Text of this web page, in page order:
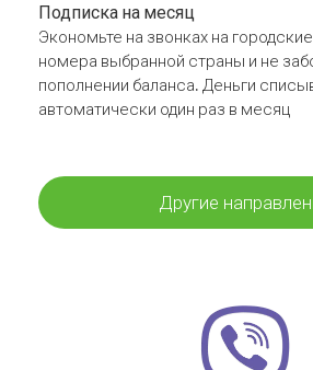
Подписка на месяц
Экономьте на звонках на
номера выбранной страны и не
пополнении баланса. Деньги
автоматически один раз в месяц
Другие